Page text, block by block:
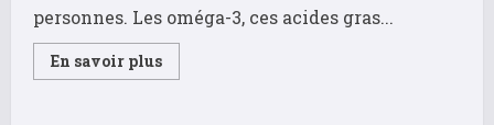
personnes. Les oméga-3, ces acides gras...
En savoir plusRead
more